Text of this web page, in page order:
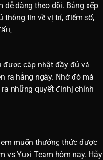
dễ dàng theo dõi. Bảng xếp
thông tin về vị trí, điểm số,
được cập nhật đầy đủ và
ra hằng ngày. Nhờ đó mà
những quyết đinhj chính
muốn thưởng thức được
vs Yuxi Team hôm nay. Hãy